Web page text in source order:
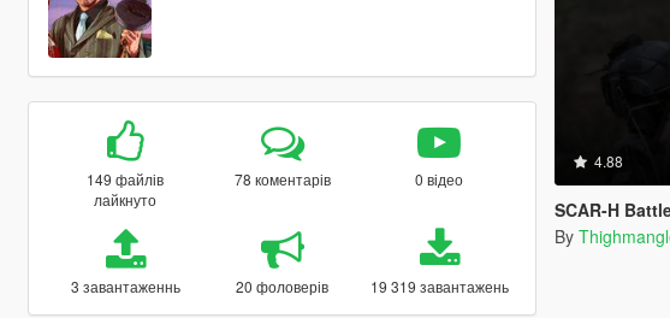
149 файлів
лайкнуто
78 коментарів 0 відео
3 завантаженнь 20 фоловерів 19 319 завантажень
4.88
SCAR-H
By